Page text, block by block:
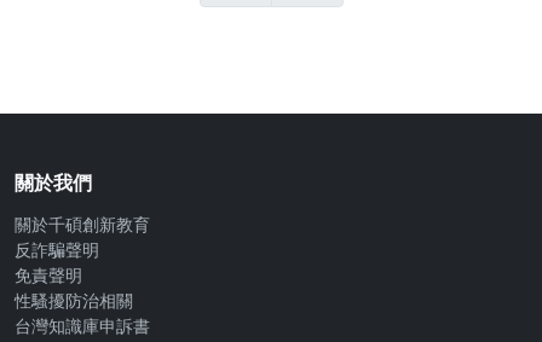
關於我們
關於千碩創新教育
反詐騙聲明
免責聲明
性騷擾防治相關
台灣知識庫申訴書